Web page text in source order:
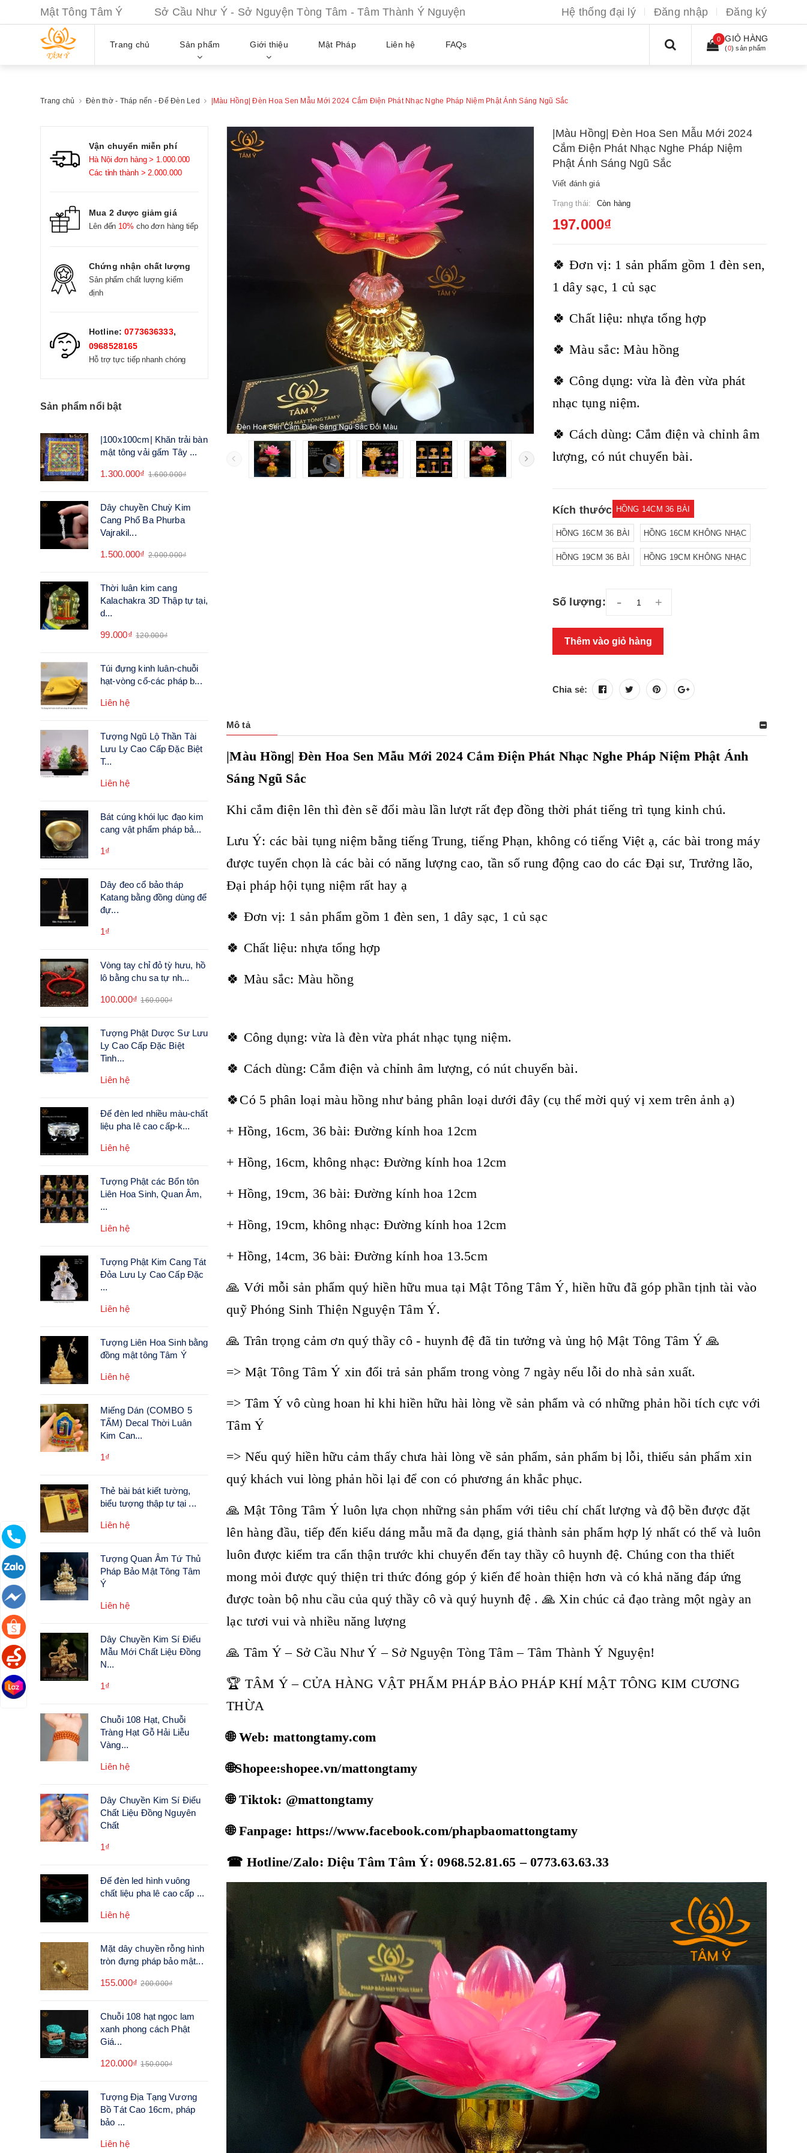
Mật Tông Tâm Ý Sở Cầu Như Ý - Sở Nguyện Tòng Tâm - Tâm Thành Ý Nguyện Hệ thống đại lý Đăng nhập Đăng ký
Trang chủ Sản phẩm Giới thiệu Mật Pháp Liên hệ FAQs
0 GIỎ HÀNG
(0) sản phẩm
Trang chủ Đèn thờ - Tháp nến - Đế Đèn Led |Màu Hồng| Đèn Hoa Sen Mẫu Mới 2024 Cắm Điện Phát Nhạc Nghe Pháp Niệm Phật Ánh Sáng Ngũ Sắc
Vận chuyển miễn phí
Hà Nội đơn hàng > 1.000.000
Các tỉnh thành > 2.000.000
Mua 2 được giảm giá
Lên đến 10% cho đơn hàng tiếp
Chứng nhận chất lượng
Sản phẩm chất lượng kiểm
định
Hotline:0773636333,
0968528165
Hỗ trợ tực tiếp nhanh chóng
Sản phẩm nổi bật
|100x100cm| Khăn trải bàn
mật tông vải gấm Tây ...
1.300.000₫ 1.600.000₫
Dây chuyền Chuỳ Kim
Cang Phổ Ba Phurba
Vajrakil...
1.500.000₫ 2.000.000₫
Thời luân kim cang
Kalachakra 3D Thập tự tại,
d...
99.000₫ 120.000₫
Túi đựng kinh luân-chuỗi
hạt-vòng cổ-các pháp b...
Liên hệ
Tượng Ngũ Lộ Thần Tài
Lưu Ly Cao Cấp Đặc Biệt
T...
Liên hệ
Bát cúng khói lục đạo kim
cang vật phẩm pháp bả...
1₫
Dây đeo cổ bảo tháp
Katang bằng đồng dùng để
đự...
1₫
Vòng tay chỉ đỏ tỳ hưu, hồ
lô bằng chu sa tự nh...
100.000₫ 160.000₫
Tượng Phật Dược Sư Lưu
Ly Cao Cấp Đặc Biệt
Tinh...
Liên hệ
Đế đèn led nhiều màu-chất
liệu pha lê cao cấp-k...
Liên hệ
Tượng Phật các Bổn tôn
Liên Hoa Sinh, Quan Âm,
...
Liên hệ
Tượng Phật Kim Cang Tát
Đỏa Lưu Ly Cao Cấp Đặc
...
Liên hệ
Tượng Liên Hoa Sinh bằng
đồng mật tông Tâm Ý
Liên hệ
Miếng Dán (COMBO 5
TẤM) Decal Thời Luân
Kim Can...
1₫
Thẻ bài bát kiết tường,
biểu tượng thập tự tại ...
Liên hệ
Tượng Quan Âm Tứ Thủ
Pháp Bảo Mật Tông Tâm
Ý
Liên hệ
Dây Chuyền Kim Sí Điểu
Mẫu Mới Chất Liệu Đồng
N...
1₫
Chuỗi 108 Hạt, Chuỗi
Tràng Hạt Gỗ Hải Liễu
Vàng...
Liên hệ
Dây Chuyền Kim Sí Điểu
Chất Liệu Đồng Nguyên
Chất
1₫
Đế đèn led hình vuông
chất liệu pha lê cao cấp ...
Liên hệ
Mặt dây chuyền rỗng hình
tròn đựng pháp bảo mật...
155.000₫ 200.000₫
Chuỗi 108 hạt ngọc lam
xanh phong cách Phật
Giá...
120.000₫ 150.000₫
Tượng Địa Tạng Vương
Bồ Tát Cao 16cm, pháp
bảo ...
Liên hệ
|Màu Hồng| Đèn Hoa Sen Mẫu Mới 2024
Cắm Điện Phát Nhạc Nghe Pháp Niệm
Phật Ánh Sáng Ngũ Sắc
Viết đánh giá
Trạng thái: Còn hàng
197.000₫
🍀 Đơn vị: 1 sản phẩm gồm 1 đèn sen,
1 dây sạc, 1 củ sạc
🍀 Chất liệu: nhựa tổng hợp
🍀 Màu sắc: Màu hồng
🍀 Công dụng: vừa là đèn vừa phát
nhạc tụng niệm.
🍀 Cách dùng: Cắm điện và chỉnh âm
lượng, có nút chuyển bài.
Kích thước HỒNG 14CM 36 BÀI
HỒNG 16CM 36 BÀI HỒNG 16CM KHÔNG NHẠC
HỒNG 19CM 36 BÀI HỒNG 19CM KHÔNG NHẠC
Số lượng: - +
Thêm vào giỏ hàng
Chia sẻ:
Mô tả
|Màu Hồng| Đèn Hoa Sen Mẫu Mới 2024 Cắm Điện Phát Nhạc Nghe Pháp Niệm Phật Ánh
Sáng Ngũ Sắc
Khi cắm điện lên thì đèn sẽ đổi màu lần lượt rất đẹp đồng thời phát tiếng trì tụng kinh chú.
Lưu Ý: các bài tụng niệm bằng tiếng Trung, tiếng Phạn, không có tiếng Việt ạ, các bài trong máy
được tuyển chọn là các bài có năng lượng cao, tần số rung động cao do các Đại sư, Trưởng lão,
Đại pháp hội tụng niệm rất hay ạ
🍀 Đơn vị: 1 sản phẩm gồm 1 đèn sen, 1 dây sạc, 1 củ sạc
🍀 Chất liệu: nhựa tổng hợp
🍀 Màu sắc: Màu hồng
🍀 Công dụng: vừa là đèn vừa phát nhạc tụng niệm.
🍀 Cách dùng: Cắm điện và chỉnh âm lượng, có nút chuyển bài.
🍀Có 5 phân loại màu hồng như bảng phân loại dưới đây (cụ thể mời quý vị xem trên ảnh ạ)
+ Hồng, 16cm, 36 bài: Đường kính hoa 12cm
+ Hồng, 16cm, không nhạc: Đường kính hoa 12cm
+ Hồng, 19cm, 36 bài: Đường kính hoa 12cm
+ Hồng, 19cm, không nhạc: Đường kính hoa 12cm
+ Hồng, 14cm, 36 bài: Đường kính hoa 13.5cm
🙏 Với mỗi sản phẩm quý hiền hữu mua tại Mật Tông Tâm Ý, hiền hữu đã góp phần tịnh tài vào
quỹ Phóng Sinh Thiện Nguyện Tâm Ý.
🙏 Trân trọng cảm ơn quý thầy cô - huynh đệ đã tin tưởng và ủng hộ Mật Tông Tâm Ý 🙏
=> Mật Tông Tâm Ý xin đổi trả sản phẩm trong vòng 7 ngày nếu lỗi do nhà sản xuất.
=> Tâm Ý vô cùng hoan hỉ khi hiền hữu hài lòng về sản phẩm và có những phản hồi tích cực với
Tâm Ý
=> Nếu quý hiền hữu cảm thấy chưa hài lòng về sản phẩm, sản phẩm bị lỗi, thiếu sản phẩm xin
quý khách vui lòng phản hồi lại để con có phương án khắc phục.
🙏 Mật Tông Tâm Ý luôn lựa chọn những sản phẩm với tiêu chí chất lượng và độ bền được đặt
lên hàng đầu, tiếp đến kiểu dáng mẫu mã đa dạng, giá thành sản phẩm hợp lý nhất có thể và luôn
luôn được kiểm tra cẩn thận trước khi chuyển đến tay thầy cô huynh đệ. Chúng con tha thiết
mong mỏi được quý thiện tri thức đóng góp ý kiến để hoàn thiện hơn và có khả năng đáp ứng
được toàn bộ nhu cầu của quý thầy cô và quý huynh đệ . 🙏 Xin chúc cả đạo tràng một ngày an
lạc tươi vui và nhiều năng lượng
🙏 Tâm Ý – Sở Cầu Như Ý – Sở Nguyện Tòng Tâm – Tâm Thành Ý Nguyện!
🏆 TÂM Ý – CỬA HÀNG VẬT PHẨM PHÁP BẢO PHÁP KHÍ MẬT TÔNG KIM CƯƠNG
THỪA
🌐 Web: mattongtamy.com
🌐Shopee:shopee.vn/mattongtamy
🌐 Tiktok: @mattongtamy
🌐 Fanpage: https://www.facebook.com/phapbaomattongtamy
☎ Hotline/Zalo: Diệu Tâm Tâm Ý: 0968.52.81.65 – 0773.63.63.33